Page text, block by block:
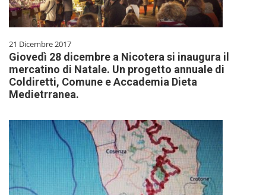
21 Dicembre 2017
Giovedì 28 dicembre a Nicotera si inaugura il
mercatino di Natale. Un progetto annuale di
Coldiretti, Comune e Accademia Dieta
Medietrranea.